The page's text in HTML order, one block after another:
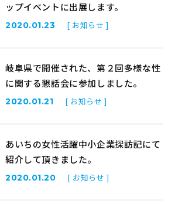
ップイベントに出展します。
2020.01.23 [ お知らせ ]
岐阜県で開催された、第２回多様な性
に関する懇話会に参加しました。
2020.01.21 [ お知らせ ]
あいちの女性活躍中小企業探訪記にて
紹介して頂きました。
2020.01.20 [ お知らせ ]